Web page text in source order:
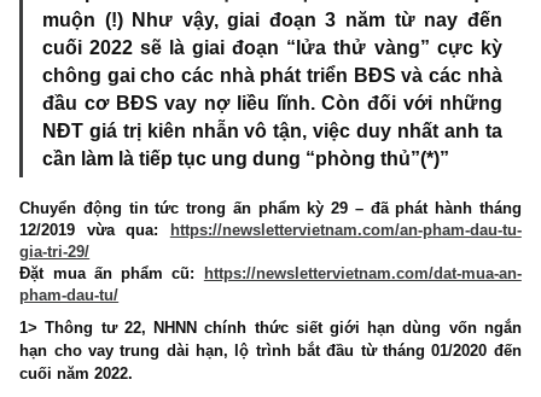
nhớ lại tỷ lệ đòn bẩy 33:67 của TS Mai Huy
vào Cocobay, tài trợ bởi SHB), thứ mà nhất
cần phải siết dần lại theo lộ trình trước khi
muộn (!) Như vậy, giai đoạn 3 năm từ nay
cuối 2022 sẽ là giai đoạn “lửa thử vàng” cực
chông gai cho các nhà phát triển BĐS và các
đầu cơ BĐS vay nợ liều lĩnh. Còn đối với
NĐT giá trị kiên nhẫn vô tận, việc duy nhất anh
cần làm là tiếp tục ung dung “phòng thủ”(*)”
Chuyển động tin tức trong ấn phẩm kỳ 29 – đã phát hành
12/2019 vừa qua: https://newslettervietnam.com/an-pham-
gia-tri-29/